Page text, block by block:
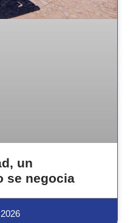
un
se negocia